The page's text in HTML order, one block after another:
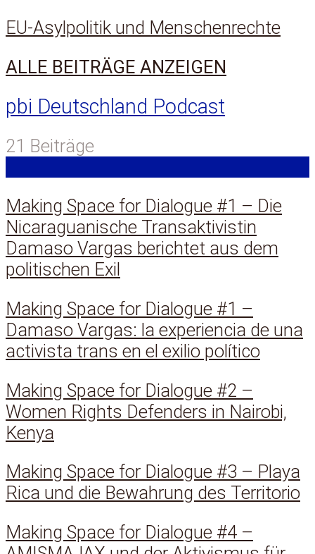
EU-Asylpolitik und Menschenrechte
ALLE BEITRÄGE ANZEIGEN
pbi Deutschland Podcast
21 Beiträge
Making Space for Dialogue #1 – Die
Nicaraguanische Transaktivistin
Damaso Vargas berichtet aus dem
politischen Exil
Making Space for Dialogue #1 –
Damaso Vargas: la experiencia de una
activista trans en el exilio político
Making Space for Dialogue #2 –
Women Rights Defenders in Nairobi,
Kenya
Making Space for Dialogue #3 – Playa
Rica und die Bewahrung des Territorio
Making Space for Dialogue #4 –